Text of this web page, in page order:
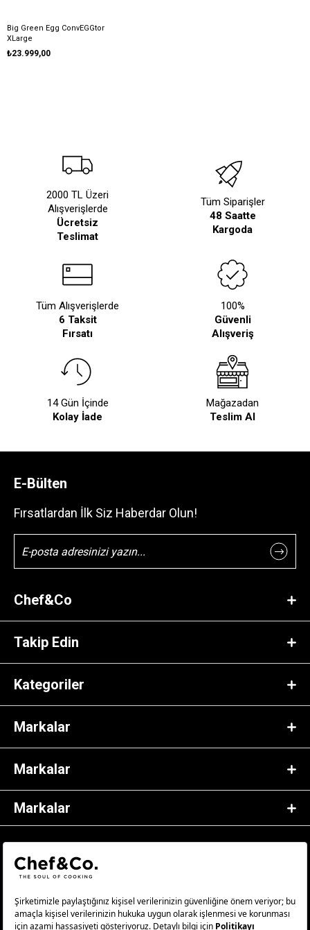
Big Green Egg ConvEGGtor
XLarge
₺23.999,00
2000 TL Üzeri
Alışverişlerde
Ücretsiz
Teslimat
Tüm Siparişler
48 Saatte
Kargoda
Tüm Alışverişlerde
6 Taksit
Fırsatı
100%
Güvenli
Alışveriş
14 Gün İçinde
Kolay İade
Mağazadan
Teslim Al
E-Bülten
Fırsatlardan İlk Siz Haberdar Olun!
Chef&Co
Takip Edin
Kategoriler
Markalar
Markalar
Markalar